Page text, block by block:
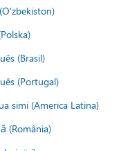
(Brasil)
(Portugal)
simi (America Latina)
(România)